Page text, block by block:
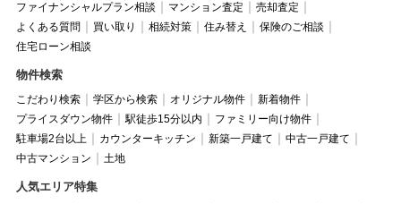
ファイナンシャルプラン相談
マンション査定
売却査定
よくある質問
買い取り 相続対策 住み替え
保険のご相談
住宅ローン相談
物件検索
こだわり検索 学区から検索 オリジナル物件
新着物件
プライスダウン物件
駅徒歩15分以内
ファミリー向け物件
駐車場2台以上
カウンターキッチン 新築一戸建て
中古一戸建て
中古マンション
土地
人気エリア特集